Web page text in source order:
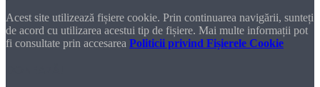
Acest site utilizează fișiere cookie. Prin continuarea navigării, sunteți
de acord cu utilizarea acestui tip de fișiere. Mai multe informații pot
fi consultate prin accesarea Politicii privind Fișierele Cookie